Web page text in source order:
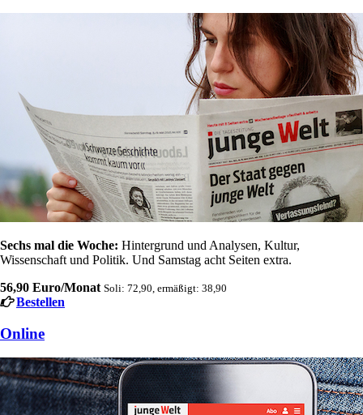
Sechs mal die Woche: Hintergrund und Analysen, Kultur,
Wissenschaft und Politik. Und Samstag acht Seiten extra.
56,90 Euro/Monat Soli: 72,90, ermäßigt: 38,90
Bestellen
Online